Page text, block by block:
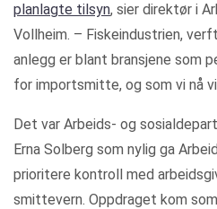
planlagte tilsyn, sier direktør i
Vollheim. – Fiskeindustrien,
anlegg er blant bransjene som
for importsmitte, og som vi nå
Det var Arbeids- og
Erna Solberg som nylig ga
prioritere kontroll med
smittevern. Oppdraget kom